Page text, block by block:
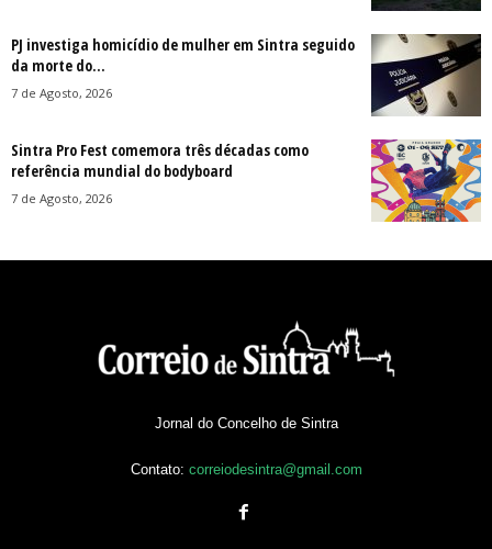
PJ investiga homicídio de mulher em Sintra seguido
da morte do...
7 de Agosto, 2026
Sintra Pro Fest comemora três décadas como
referência mundial do bodyboard
7 de Agosto, 2026
Jornal do Concelho de Sintra
Contato: correiodesintra@gmail.com